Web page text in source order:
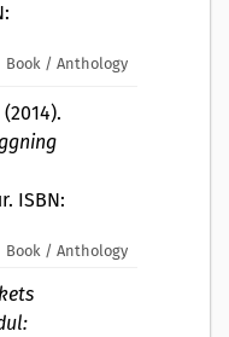
Book / Anthology
ISBN:
Book / Anthology